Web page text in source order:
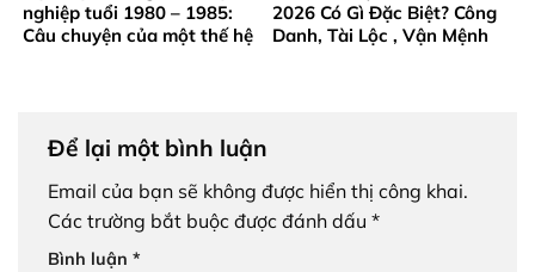
nghiệp tuổi 1980 – 1985:
Câu chuyện của một thế hệ
2026 Có Gì Đặc Biệt? Công
Danh, Tài Lộc , Vận Mệnh
Để lại một bình luận
Email của bạn sẽ không được hiển thị công khai.
Các trường bắt buộc được đánh dấu *
Bình luận *